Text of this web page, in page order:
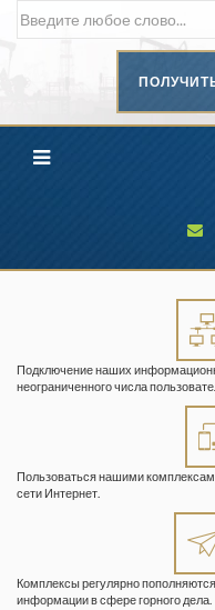
Подключение наших
неограниченного числа
Пользоваться нашими
сети Интернет.
Комплексы регулярно
информации в сфере горного дела.